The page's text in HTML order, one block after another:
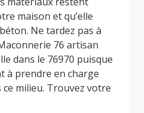
maison et qu’elle
Ne tardez pas à
76 artisan
dans le 76970 puisque
à prendre en charge
milieu. Trouvez votre